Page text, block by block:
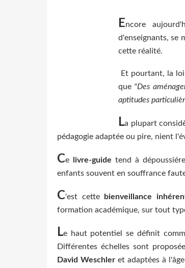
Encore
d'enseignants, se
cette réalité.
Et pourtant, la
que "Des
aptitudes
La plupart
pédagogie adaptée ou pire, nient
Ce livre-guide tend à
enfants souvent en souffrance
C'est cette bienveillance
formation académique, sur tout
Le haut potentiel se définit
Différentes échelles sont
David Weschleret adaptées à